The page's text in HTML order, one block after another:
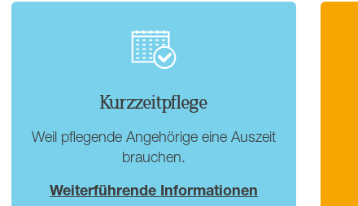
Kurzzeitpflege
Weil pflegende Angehörige eine Auszeit
brauchen.
Weiterführende Informationen